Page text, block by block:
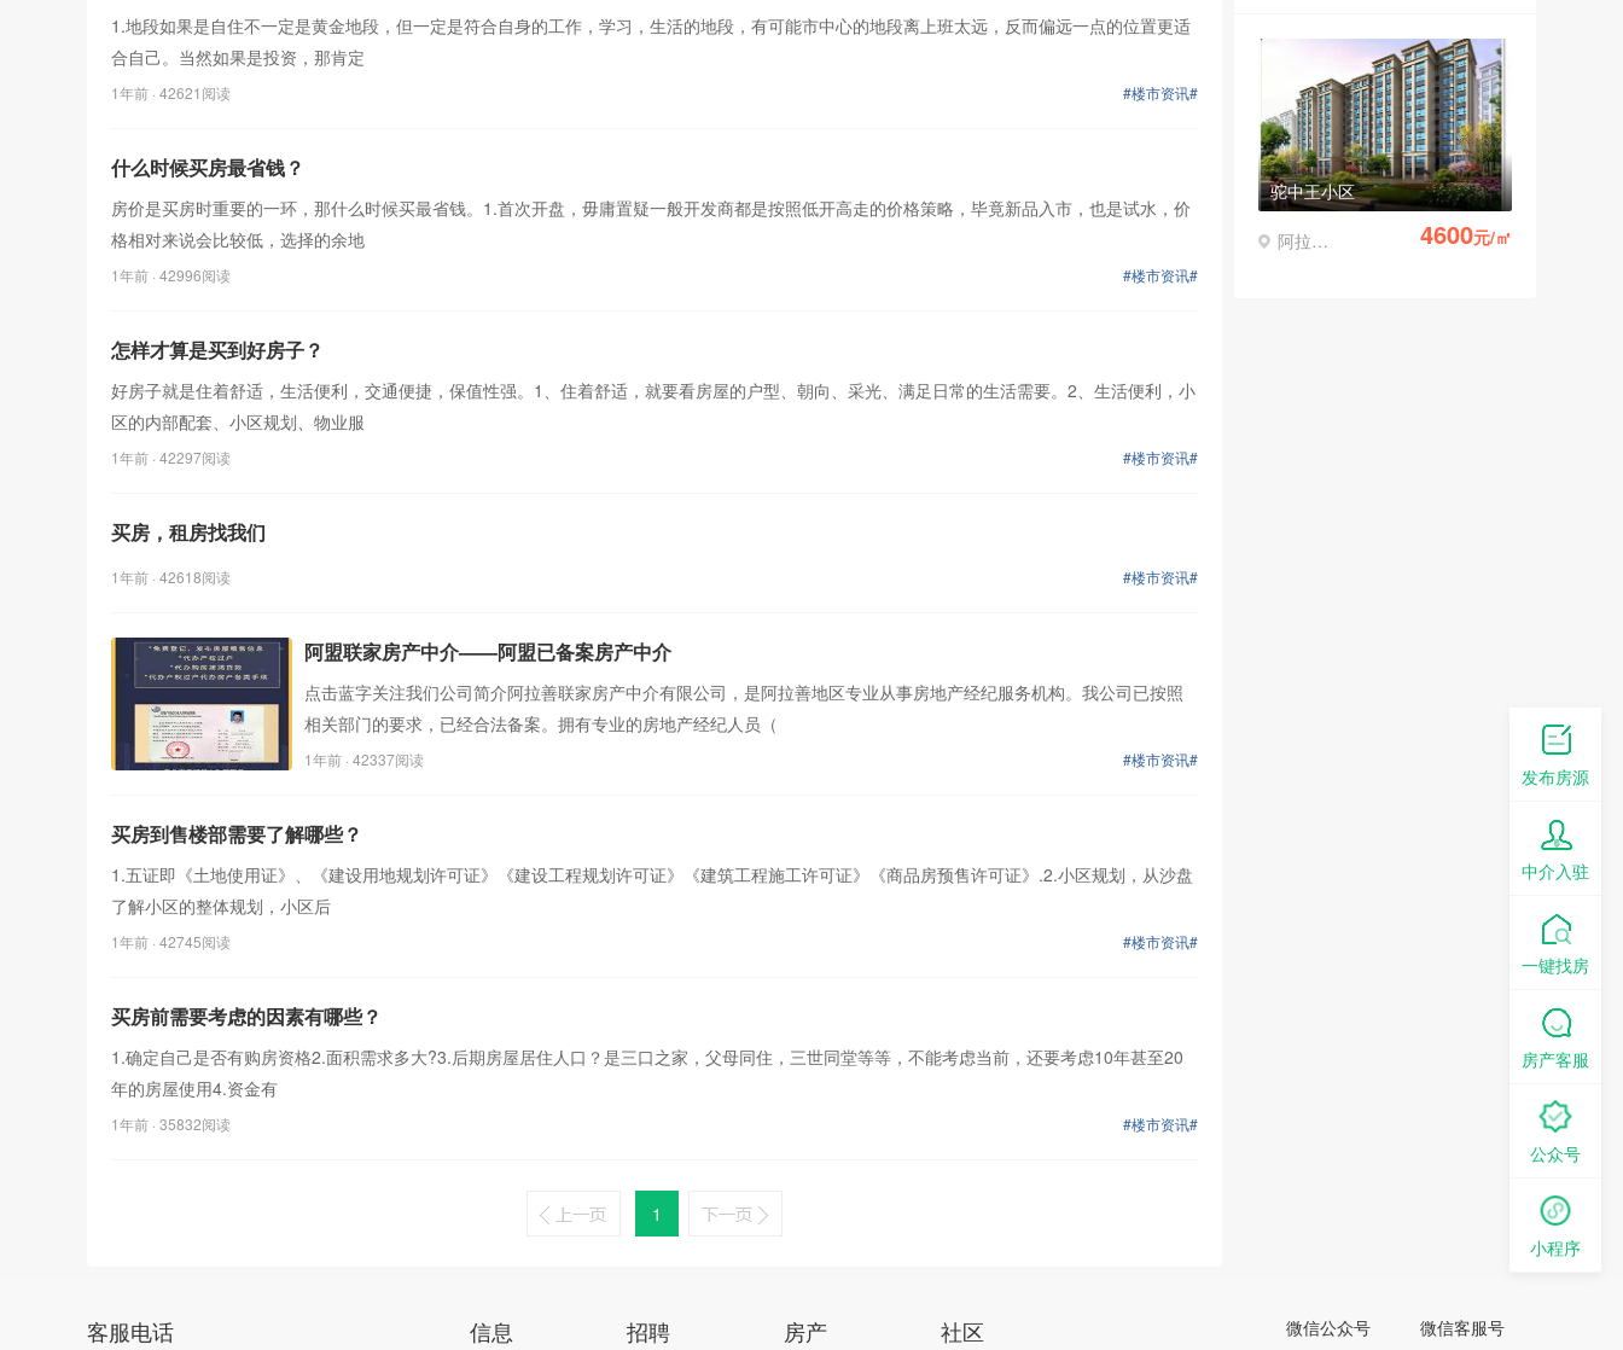
1.地段如果是自住不一定是黄金地段，但一定是符合自身的工作，学习，生活的地段，有可能市中心的地段离上班太远，反而偏远一点的位置更适
合自己。当然如果是投资，那肯定
#楼市资讯#
1年前 · 42621阅读
什么时候买房最省钱？
房价是买房时重要的一环，那什么时候买最省钱。1.首次开盘，毋庸置疑一般开发商都是按照低开高走的价格策略，毕竟新品入市，也是试水，价
格相对来说会比较低，选择的余地
#楼市资讯#
1年前 · 42996阅读
怎样才算是买到好房子？
好房子就是住着舒适，生活便利，交通便捷，保值性强。1、住着舒适，就要看房屋的户型、朝向、采光、满足日常的生活需要。2、生活便利，小
区的内部配套、小区规划、物业服
#楼市资讯#
1年前 · 42297阅读
买房，租房找我们
#楼市资讯#
1年前 · 42618阅读
阿盟联家房产中介——阿盟已备案房产中介
点击蓝字关注我们公司简介阿拉善联家房产中介有限公司，是阿拉善地区专业从事房地产经纪服务机构。我公司已按照
相关部门的要求，已经合法备案。拥有专业的房地产经纪人员（
#楼市资讯#
1年前 · 42337阅读
买房到售楼部需要了解哪些？
1.五证即《土地使用证》、《建设用地规划许可证》《建设工程规划许可证》《建筑工程施工许可证》《商品房预售许可证》.2.小区规划，从沙盘
了解小区的整体规划，小区后
#楼市资讯#
1年前 · 42745阅读
买房前需要考虑的因素有哪些？
1.确定自己是否有购房资格2.面积需求多大?3.后期房屋居住人口？是三口之家，父母同住，三世同堂等等，不能考虑当前，还要考虑10年甚至20
年的房屋使用4.资金有
#楼市资讯#
1年前 · 35832阅读
1
驼中王小区
阿拉善左旗 4600元/㎡
客服电话 信息 招聘 房产 社区 微信公众号 微信客服号
发布房源
中介入驻
一键找房
房产客服
公众号
小程序